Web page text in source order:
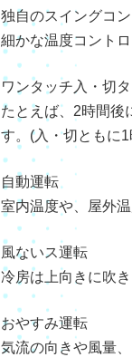
独自のスイングコ
細かな温度コント
ワンタッチ入・切
たとえば、2時間後
す。(入・切ともに
自動運転
室内温度や、屋外
風ないス運転
冷房は上向きに吹
おやすみ運転
気流の向きや風量